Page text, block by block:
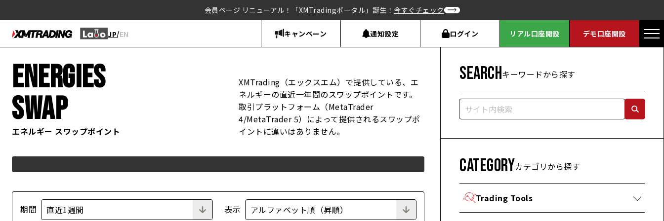
会員ページ リニューアル！「XMTradingポータル」誕生！ 今すぐチェック
JP/EN キャンペーン 通知設定 ログイン リアル口座開設 デモ口座開設
ENERGIES
SWAP
エネルギー スワップポイント
XMTrading（エックスエム）で提供している、エ
ネルギーの直近一年間のスワップポイントです。
取引プラットフォーム（MetaTrader
4/MetaTrader 5）によって提供されるスワップポ
イントに違いはありません。
期間 直近1週間 表示 アルファベット順（昇順）
SEARCHキーワードから探す
CATEGORYカテゴリから探す
Trading Tools